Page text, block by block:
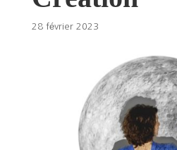
28 février 2023